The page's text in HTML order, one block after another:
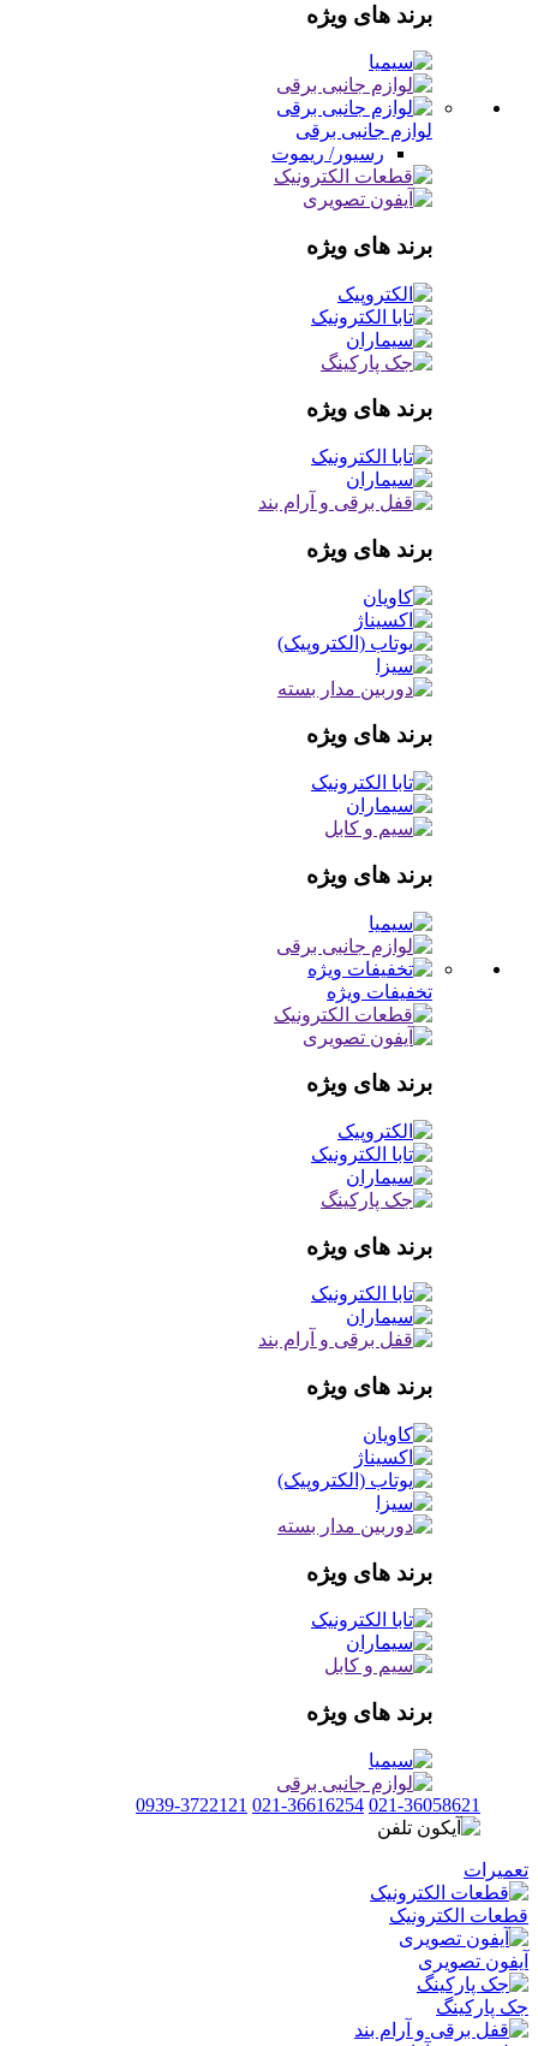
برند های ویژه
لوازم جانبی برقی
رسیور/ ریموت
برند های ویژه
برند های ویژه
برند های ویژه
برند های ویژه
برند های ویژه
تخفیفات ویژه
برند های ویژه
برند های ویژه
برند های ویژه
برند های ویژه
برند های ویژه
021-36058621
021-36616254
0939-3722121
تعمیرات
قطعات الکترونیک
آیفون تصویری
جک پارکینگ